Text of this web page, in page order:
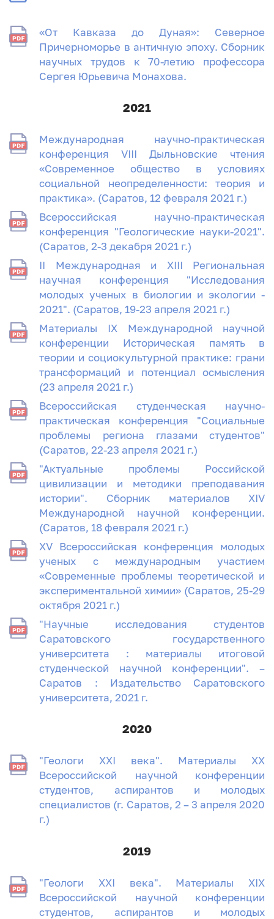
«От Кавказа до Дуная»: Северное
Причерноморье в античную эпоху. Сборник
научных трудов к 70-летию профессора
Сергея Юрьевича Монахова.
2021
Международная научно-практическая
конференция VIII Дыльновские чтения
«Современное общество в условиях
социальной неопределенности: теория и
практика». (Саратов, 12 февраля 2021 г.)
Всероссийская научно-практическая
конференция "Геологические науки-2021".
(Саратов, 2-3 декабря 2021 г.)
II Международная и XIII Региональная
научная конференция "Исследования
молодых ученых в биологии и экологии -
2021". (Саратов, 19-23 апреля 2021 г.)
Материалы IX Международной научной
конференции Историческая память в
теории и социокультурной практике: грани
трансформаций и потенциал осмысления
(23 апреля 2021 г.)
Всероссийская студенческая научно-
практическая конференция "Социальные
проблемы региона глазами студентов"
(Саратов, 22-23 апреля 2021 г.)
"Актуальные проблемы Российской
цивилизации и методики преподавания
истории". Сборник материалов XIV
Международной научной конференции.
(Саратов, 18 февраля 2021 г.)
XV Всероссийская конференция молодых
ученых с международным участием
«Современные проблемы теоретической и
экспериментальной химии» (Саратов, 25-29
октября 2021 г.)
"Научные исследования студентов
Саратовского государственного
университета : материалы итоговой
студенческой научной конференции". –
Саратов : Издательство Саратовского
университета, 2021 г.
2020
"Геологи XXI века". Материалы XX
Всероссийской научной конференции
студентов, аспирантов и молодых
специалистов (г. Саратов, 2 – 3 апреля 2020
г.)
2019
"Геологи XXI века". Материалы XIX
Всероссийской научной конференции
студентов, аспирантов и молодых